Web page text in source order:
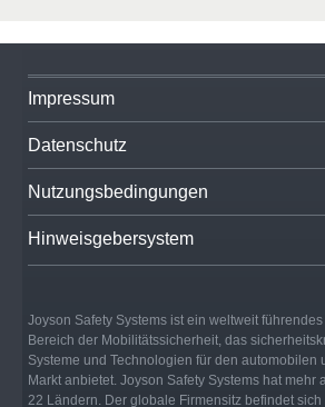
Impressum
Datenschutz
Nutzungsbedingungen
Hinweisgebersystem
Joyson Safety Systems ist ein weltweit
Bereich der Mobilitätssicherheit, das
Systeme und Technologien für den automobilen
Markt anbietet. Joyson Safety Systems hat mehr
22 Ländern. Der globale Firmensitz befindet sich